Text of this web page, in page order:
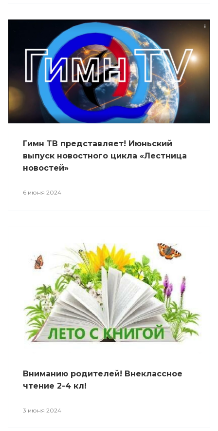
Гимн ТВ представляет! Июньский
выпуск новостного цикла «Лестница
новостей»
6 июня 2024
Вниманию родителей! Внеклассное
чтение 2-4 кл!
3 июня 2024